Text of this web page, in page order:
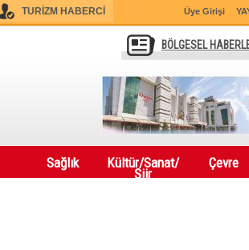
TURİZM HABERCİ Üye Girişi
BÖLGESEL
Sağlık Kültür/Sanat/
Şiir
Çevre